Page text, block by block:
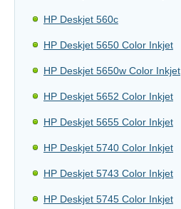
HP Deskjet 560c
HP Deskjet 5650 Color Inkjet
HP Deskjet 5650w Color Inkjet
HP Deskjet 5652 Color Inkjet
HP Deskjet 5655 Color Inkjet
HP Deskjet 5740 Color Inkjet
HP Deskjet 5743 Color Inkjet
HP Deskjet 5745 Color Inkjet